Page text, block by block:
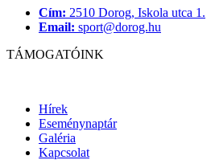
Cím: 2510 Dorog, Iskola utca 1.
Email: sport@dorog.hu
TÁMOGATÓINK
Hírek
Eseménynaptár
Galéria
Kapcsolat